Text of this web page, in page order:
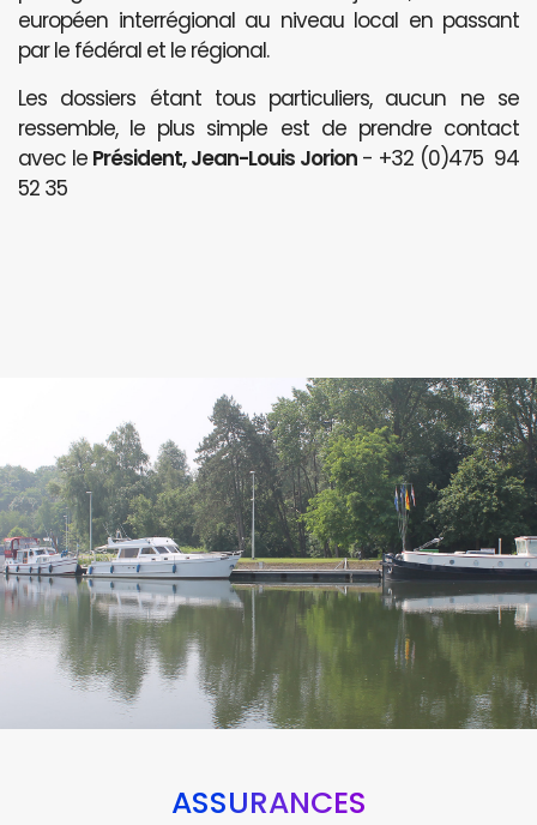
européen interrégional au niveau local en passant
par le fédéral et le régional.
Les dossiers étant tous particuliers, aucun ne se
ressemble, le plus simple est de prendre contact
avec le Président, Jean-Louis Jorion- +32 (0)475 94
52 35
ASSURANCES